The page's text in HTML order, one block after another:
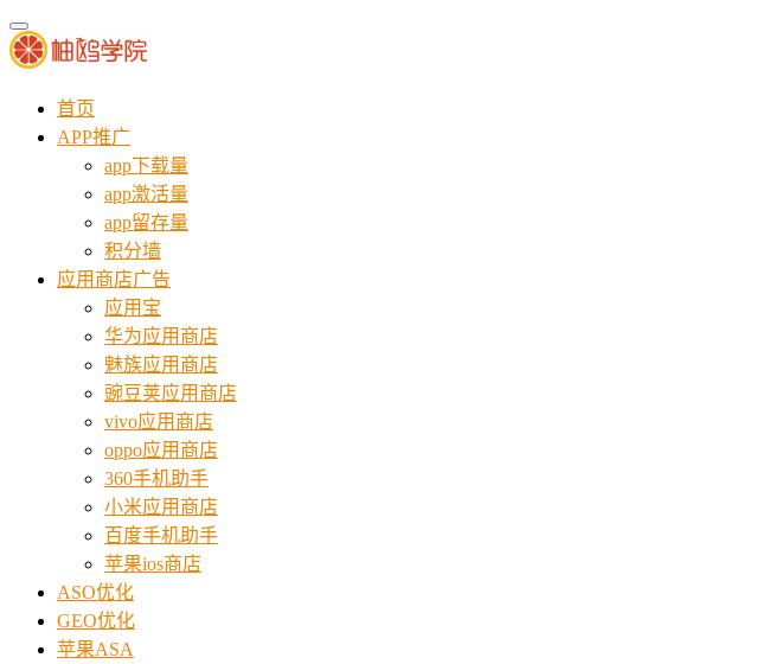
首页
APP推广
app下载量
app激活量
app留存量
积分墙
应用商店广告
应用宝
华为应用商店
魅族应用商店
豌豆荚应用商店
vivo应用商店
oppo应用商店
360手机助手
小米应用商店
百度手机助手
苹果ios商店
ASO优化
GEO优化
苹果ASA